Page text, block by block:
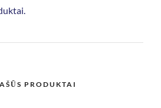
PRODUKTAI